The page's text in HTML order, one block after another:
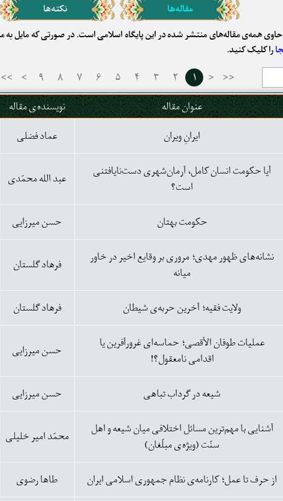
مقاله‌ها نکته‌ها
همه‌ی مقاله‌های منتشر شده در این پایگاه اسلامی است. در صورتی که مایل به
را کلیک کنید.
<<
< ۱ ۲ ۳ ۴ ۵ ۶ ۷ ۸ ۹ >
>>
عنوان مقاله نویسنده‌ی مقاله
ایرانِ ویران عماد فضلی
آیا حکومت انسان کامل، آرمان‌شهری دست‌نایافتنی
است؟
عبد الله محمّدی
حکومت بهتان حسن میرزایی
نشانه‌های ظهور مهدی؛ مروری بر وقایع اخیر در خاور
میانه
فرهاد گلستان
ولایت فقیه؛ آخرین حربه‌ی شیطان فرهاد گلستان
عملیات طوفان الأقصی؛ حماسه‌ای غرورآفرین یا
اقدامی نامعقول؟!
حسن میرزایی
شیعه در گرداب تباهی حسن میرزایی
آشنایی با مهم‌ترین مسائل اختلافی میان شیعه و اهل
سنّت (ویژه‌ی مبلّغان)
محمّد امیر خلیلی
از حرف تا عمل؛ کارنامه‌ی نظام جمهوری اسلامی ایران طاها رضوی